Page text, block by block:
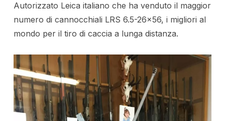
Autorizzato Leica italiano che ha venduto il maggior
numero di cannocchiali LRS 6.5-26×56, i migliori al
mondo per il tiro di caccia a lunga distanza.